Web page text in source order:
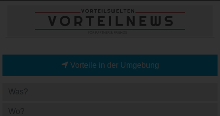
Vorteile in der Umgebung